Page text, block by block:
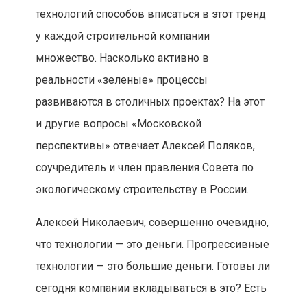
технологий способов вписаться в этот тренд
у каждой строительной компании
множество. Насколько активно в
реальности «зеленые» процессы
развиваются в столичных проектах? На этот
и другие вопросы «Московской
перспективы» отвечает Алексей Поляков,
соучредитель и член правления Совета по
экологическому строительству в России.
Алексей Николаевич, совершенно очевидно,
что технологии — это деньги. Прогрессивные
технологии — это большие деньги. Готовы ли
сегодня компании вкладываться в это? Есть